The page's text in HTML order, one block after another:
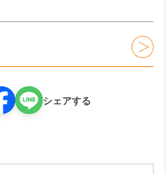
シェアする